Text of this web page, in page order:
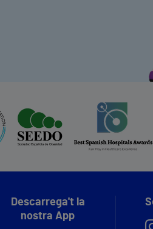
Descarrega't la
nostra App